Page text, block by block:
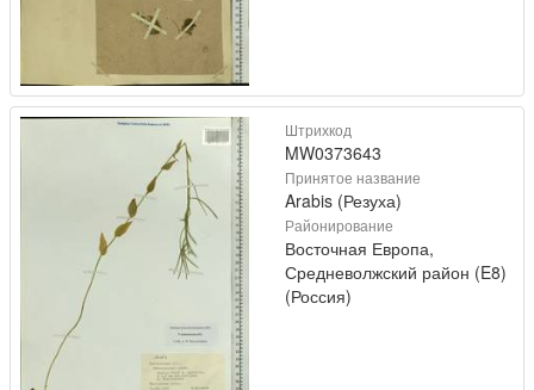
Штрихкод
MW0373643
Принятое название
Arabis (Резуха)
Районирование
Восточная Европа,
Средневолжский район (E8)
(Россия)